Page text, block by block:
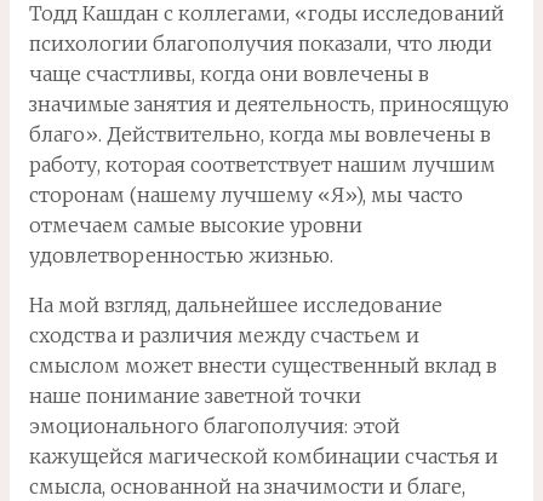
Тодд Кашдан с коллегами, «годы исследований
психологии благополучия показали, что люди
чаще счастливы, когда они вовлечены в
значимые занятия и деятельность, приносящую
благо». Действительно, когда мы вовлечены в
работу, которая соответствует нашим лучшим
сторонам (нашему лучшему «Я»), мы часто
отмечаем самые высокие уровни
удовлетворенностью жизнью.
На мой взгляд, дальнейшее исследование
сходства и различия между счастьем и
смыслом может внести существенный вклад в
наше понимание заветной точки
эмоционального благополучия: этой
кажущейся магической комбинации счастья и
смысла, основанной на значимости и благе,